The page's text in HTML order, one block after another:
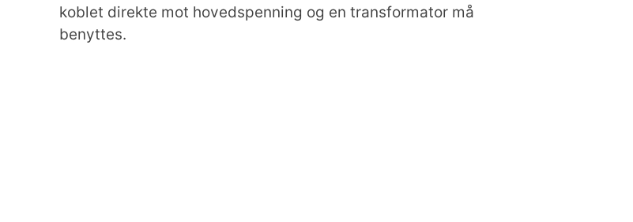
koblet direkte mot hovedspenning og en transformator må
benyttes.